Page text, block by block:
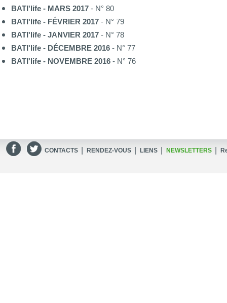
BATI'life - MARS 2017 - N° 80
BATI'life - FÉVRIER 2017 - N° 79
BATI'life - JANVIER 2017 - N° 78
BATI'life - DÉCEMBRE 2016 - N° 77
BATI'life - NOVEMBRE 2016 - N° 76
CONTACTS RENDEZ-VOUS LIENS NEWSLETTERS